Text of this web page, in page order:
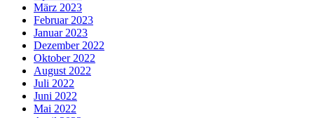
März 2023
Februar 2023
Januar 2023
Dezember 2022
Oktober 2022
August 2022
Juli 2022
Juni 2022
Mai 2022